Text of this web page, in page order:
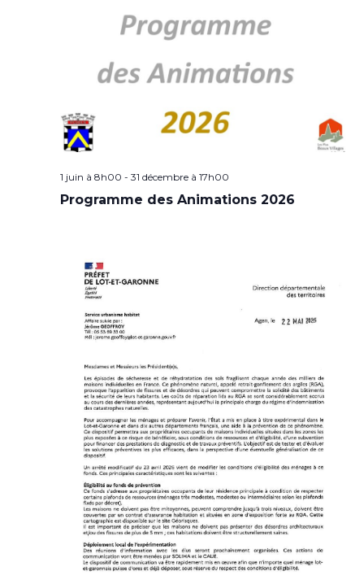
1 juin à 8h00 - 31 décembre à 17h00
Programme des Animations 2026